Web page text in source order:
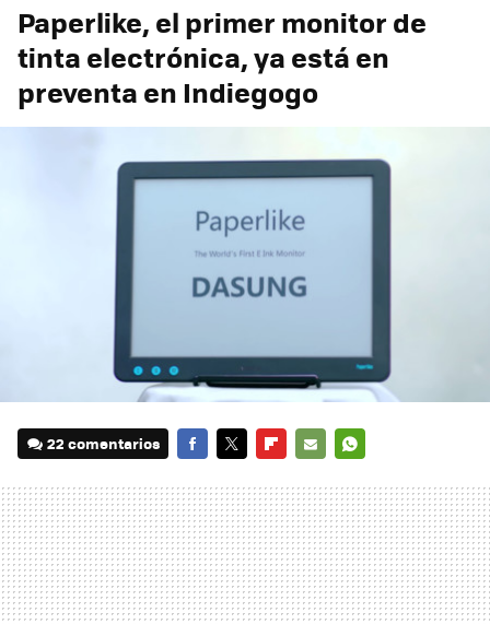
Paperlike, el primer monitor de
tinta electrónica, ya está en
preventa en Indiegogo
22 comentarios
MAIL